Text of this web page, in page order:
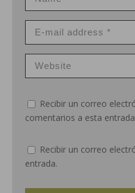
Recibir un correo
comentarios a esta
Recibir un correo
entrada.